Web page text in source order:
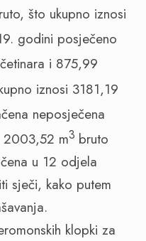
što ukupno iznosi
godini posječeno
i 875,99
iznosi 3181,19
neposječena
2003,52 m3 bruto
u 12 odjela
sječi, kako putem
klopki za